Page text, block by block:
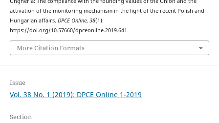
activation of the monitoring mechanism in the light of the recent Polish and
Hungarian affairs. DPCE Online, 38(1).
https://doi.org/10.57660/dpceonline.2019.641
More Citation Formats
Issue
Vol. 38 No. 1 (2019): DPCE Online 1-2019
Section